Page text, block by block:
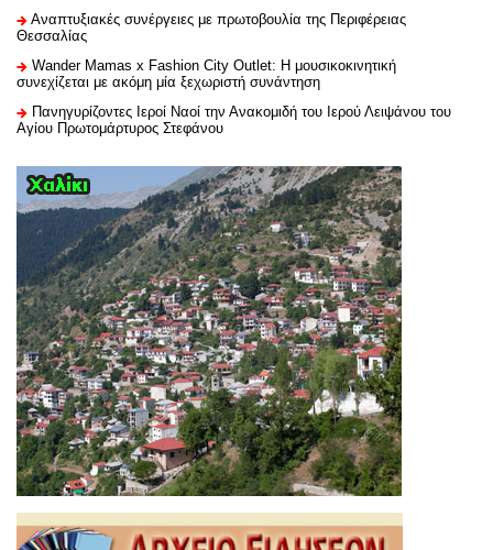
Αναπτυξιακές συνέργειες με πρωτοβουλία της Περιφέρειας
Θεσσαλίας
Wander Mamas x Fashion City Outlet: Η μουσικοκινητική
συνεχίζεται με ακόμη μία ξεχωριστή συνάντηση
Πανηγυρίζοντες Ιεροί Ναοί την Ανακομιδή του Ιερού Λειψάνου του
Αγίου Πρωτομάρτυρος Στεφάνου